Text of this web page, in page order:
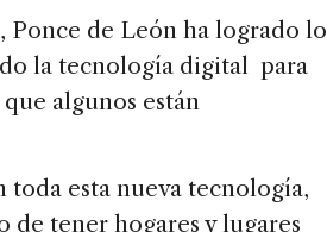
Ponce de León ha logrado lo
la tecnología digital para
algunos están
toda esta nueva tecnología,
de tener hogares y lugares